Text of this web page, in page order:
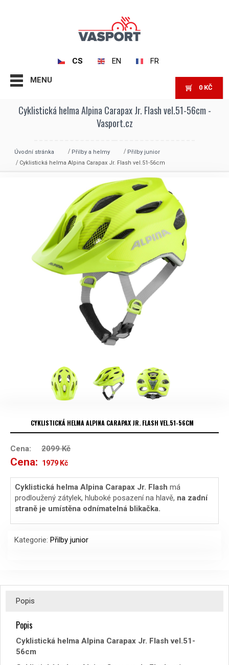
CS EN FR
MENU
0 KČ
Cyklistická helma Alpina Carapax Jr. Flash vel.51-56cm -
Vasport.cz
Úvodní stránka Přilby a helmy
Přilby junior
Cyklistická helma Alpina Carapax Jr. Flash vel.51-56cm
CYKLISTICKÁ HELMA ALPINA CARAPAX JR. FLASH VEL.51-56CM
Cena: 2099Kč
Cena: Původní
cena
byla:
1979 Kč
cena
je:
Cyklistická helma Alpina Carapax Jr. Flash má
prodloužený zátylek, hluboké posazení na hlavě, na zadní
straně je umístěna odnímatelná blikačka.
Kategorie: Přilby junior
Popis
Popis
Cyklistická helma Alpina Carapax Jr. Flash vel.51-
56cm